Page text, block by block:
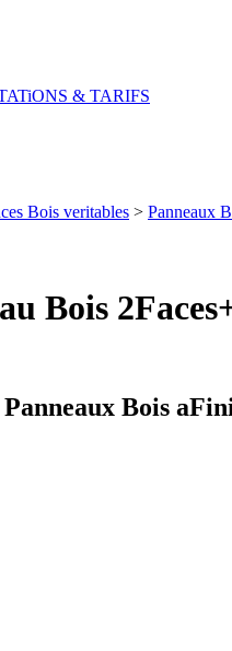
& TARIFS
Bois veritables > Panneaux
Bois
Panneaux Bois